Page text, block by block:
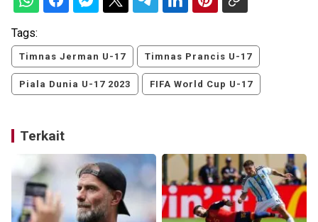
Tags:
Timnas Jerman U-17 Timnas Prancis U-17
Piala Dunia U-17 2023 FIFA World Cup U-17
Terkait